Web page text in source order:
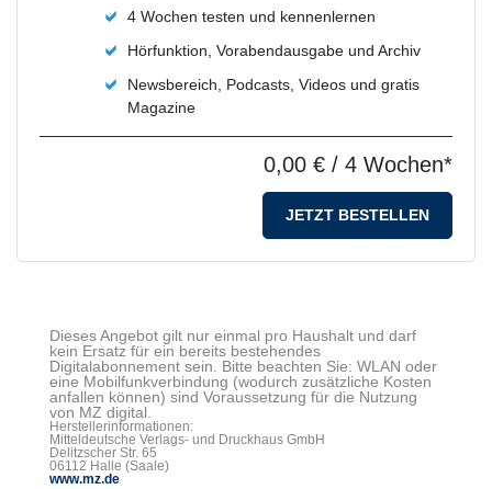
4 Wochen testen und kennenlernen
Hörfunktion, Vorabendausgabe und Archiv
Newsbereich, Podcasts, Videos und gratis
Magazine
0,00 € / 4 Wochen*
JETZT BESTELLEN
Dieses Angebot gilt nur einmal pro Haushalt und darf
kein Ersatz für ein bereits bestehendes
Digitalabonnement sein. Bitte beachten Sie: WLAN oder
eine Mobilfunkverbindung (wodurch zusätzliche Kosten
anfallen können) sind Voraussetzung für die Nutzung
von MZ digital.
Herstellerinformationen:
Mitteldeutsche Verlags- und Druckhaus GmbH
Delitzscher Str. 65
06112 Halle (Saale)
www.mz.de